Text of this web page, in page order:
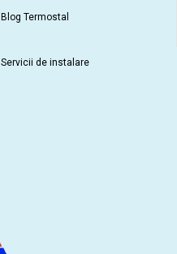
Blog Termostal
Servicii de instalare